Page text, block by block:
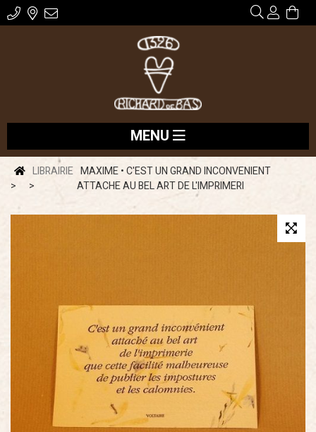
MENU
LIBRAIRIE MAXIME • C'EST UN GRAND INCONVENIENT
ATTACHE AU BEL ART DE L'IMPRIMERI